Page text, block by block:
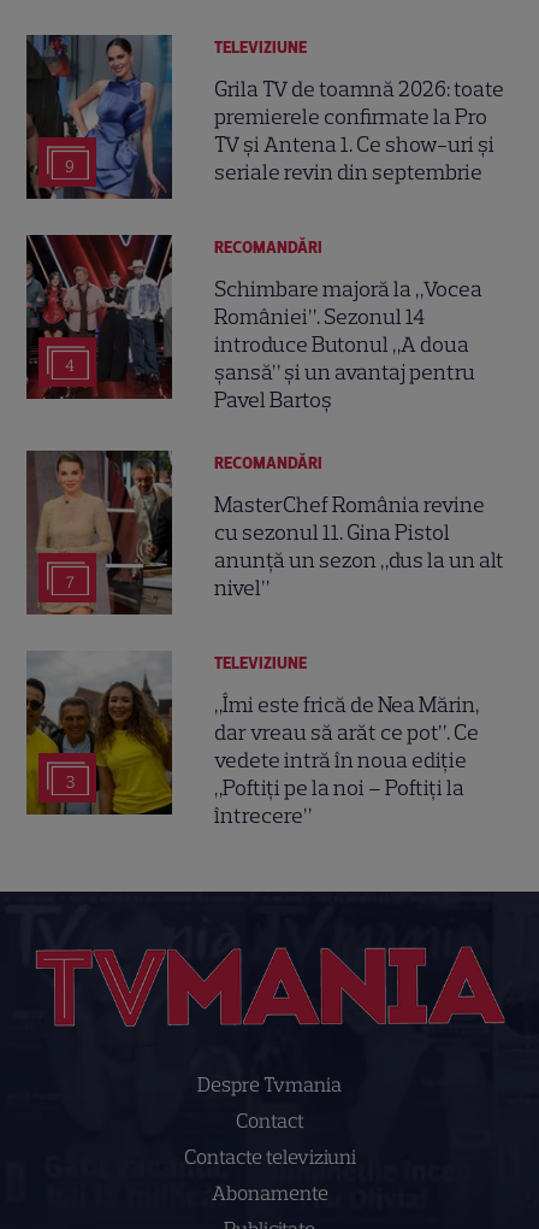
9
TELEVIZIUNE
Grila TV de toamnă 2026: toate
premierele confirmate la Pro
TV și Antena 1. Ce show-uri și
seriale revin din septembrie
4
RECOMANDĂRI
Schimbare majoră la „Vocea
României”. Sezonul 14
introduce Butonul „A doua
șansă” și un avantaj pentru
Pavel Bartoș
7
RECOMANDĂRI
MasterChef România revine
cu sezonul 11. Gina Pistol
anunță un sezon „dus la un alt
nivel”
3
TELEVIZIUNE
„Îmi este frică de Nea Mărin,
dar vreau să arăt ce pot”. Ce
vedete intră în noua ediție
„Poftiți pe la noi – Poftiți la
întrecere”
Despre Tvmania
Contact
Contacte televiziuni
Abonamente